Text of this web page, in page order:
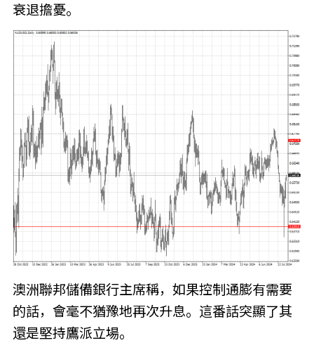
衰退擔憂。
澳洲聯邦儲備銀行主席稱，如果控制通膨有需要
的話，會毫不猶豫地再次升息。這番話突顯了其
還是堅持鷹派立場。